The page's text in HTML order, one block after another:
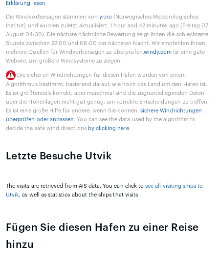
Erklärung lesen.
Die Windvorhersagen stammen von yr.no (Norwegisches Meteorologisches
Institut) und wurden zuletzt aktualisiert. 1 hour and 42 minutes ago (Freitag 07
August 04:30). Die nächste nächtliche Bewertung zeigt Ihnen die schlechteste
Stunde zwischen 22:00 und 08:00 der nächsten Nacht. Wir empfehlen Ihnen,
mehrere Quellen für Windvorhersagen zu überprüfen.windy.com ist eine gute
Website, um größere Windsysteme zu zeigen.
Die sicheren Windrichtungen für diesen Hafen wurden von einem
Algorithmus bestimmt, basierend darauf, wie hoch das Land um den Hafen ist.
Es ist größtenteils korrekt, aber manchmal sind die zugrundeliegenden Daten
über die Höhenlagen nicht gut genug, um korrekte Entscheidungen zu treffen.
Es ist eine große Hilfe für andere, wenn Sie können. sichere Windrichtungen
überprüfen oder anpassen. You can see the data used by the algorithm to
decide the safe wind directions by clicking here.
Letzte Besuche Utvik
The visits are retrieved from AIS data. You can click tosee all visiting ships to
Utvik, as well as statistics about the ships that visits
Fügen Sie diesen Hafen zu einer Reise
hinzu